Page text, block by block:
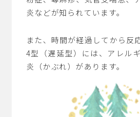
炎などが知られています。
また、時間が経過してから反
4型（遅延型）には、アレル
炎（かぶれ）があります。